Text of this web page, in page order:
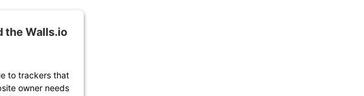
the Walls.io
to trackers that
owner needs